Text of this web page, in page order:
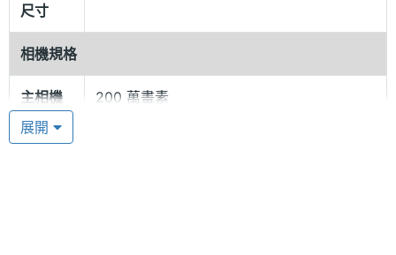
支援兩個門號同時待機使用
M700G 具有 2.4 吋 QVGS LCD 主螢幕，搭載 200 萬
畫素相機，而且可支援兩個門號同時待機使用，讓作
為職棒迷的您可以依據收話者門號系統不同來選擇門
尺寸
相機規格
主相機
畫素
200 萬畫素
展開